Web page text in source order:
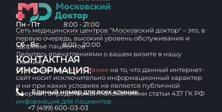
Пн - Пт 8:00 - 21:00
Сб - Вс 8:00 - 20:00
КОНТАКТНАЯ
ИНФОРМАЦИЯ:
Единый номер для всех клиник
+7 (499) 600-03-03
Сеть медицинских центров "Московский доктор" – это, в
первую очередь, высокий уровень обслуживания и
здоровье пациентов
Делитесь впечатлениями о вашем визите в нашу
клинику
Обращаем вашевнимание на то, что данный интернет-
сайт носит исключительно информационный характер
и ни при каких условиях не является публичной
офертой, определяемой положениями статьи 437 ГК РФ
информация для пациентов